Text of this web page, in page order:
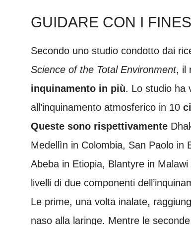
GUIDARE CON I
Secondo uno studio condotto dai
Science of the Total Environment, il
inquinamento in più. Lo studio ha
all’inquinamento atmosferico in 10
Queste sono rispettivamente
Medellìn in Colombia, San Paolo in
Abeba in Etiopia, Blantyre in
livelli di due componenti
Le prime, una volta inalate,
naso alla laringe. Mentre le